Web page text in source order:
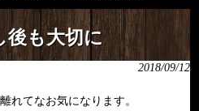
後も大切に
2018/09/12
れてなお気になります。